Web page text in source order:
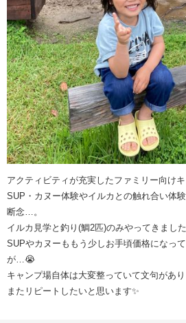
アクティビティが充実したファミリー向けキ
SUP・カヌー体験やイルカとの触れ合い体
断念…。
イルカ見学と釣り(鯛2匹)のみやってきました
SUPやカヌーももう少しお手頃価格になっ
が…😭
キャンプ場自体は大変整っていて文句があり
またリピートしたいと思います✨